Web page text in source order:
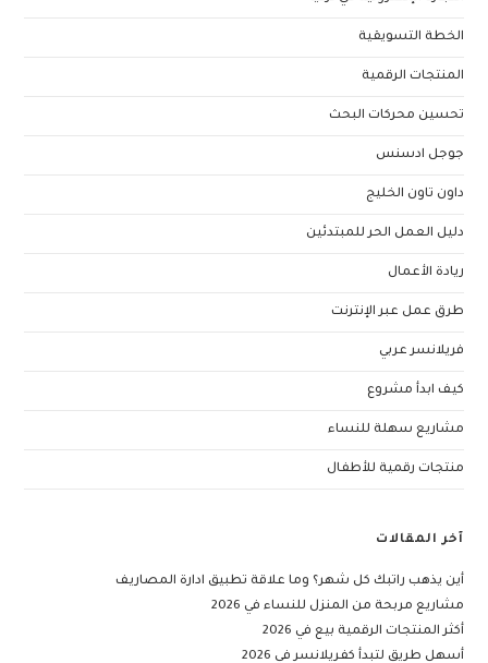
الخطة التسويقية
المنتجات الرقمية
تحسين محركات البحث
جوجل ادسنس
داون تاون الخليج
دليل العمل الحر للمبتدئين
ريادة الأعمال
طرق عمل عبر الإنترنت
فريلانسر عربي
كيف ابدأ مشروع
مشاريع سهلة للنساء
منتجات رقمية للأطفال
آخر المقالات
أين يذهب راتبك كل شهر؟ وما علاقة تطبيق ادارة المصاريف
مشاريع مربحة من المنزل للنساء في 2026
أكثر المنتجات الرقمية بيع في 2026
أسهل طريق لتبدأ كفريلانسر في 2026